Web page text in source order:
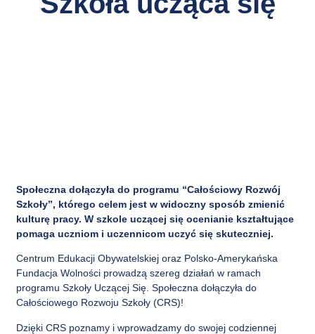
Społeczna dołączyła do programu “Całościowy Rozwój
Szkoły”, którego celem jest w widoczny sposób zmienić
kulturę pracy. W szkole uczącej się ocenianie kształtujące
pomaga uczniom i uczennicom uczyć się skuteczniej.
Centrum Edukacji Obywatelskiej oraz Polsko-Amerykańska
Fundacja Wolności prowadzą szereg działań w ramach
programu Szkoły Uczącej Się. Społeczna dołączyła do
Całościowego Rozwoju Szkoły (CRS)!
Dzięki CRS poznamy i wprowadzamy do swojej codziennej